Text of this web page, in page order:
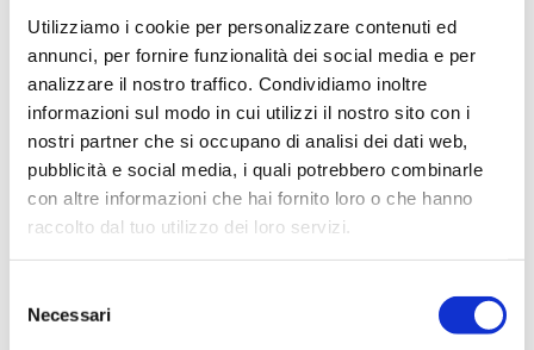
Utilizziamo i cookie per personalizzare contenuti ed
annunci, per fornire funzionalità dei social media e per
analizzare il nostro traffico. Condividiamo inoltre
informazioni sul modo in cui utilizzi il nostro sito con i
nostri partner che si occupano di analisi dei dati web,
pubblicità e social media, i quali potrebbero combinarle
con altre informazioni che hai fornito loro o che hanno
raccolto dal tuo utilizzo dei loro servizi.
delNecessari
Perché lo facciamo?
Il fatto che nostri partner e senior
consultant abboiano ricoperto ruoli
apicali (AD, CEO, DG, CFO, IT, SCM, R&D) ci
distingue e ci consente di condividere